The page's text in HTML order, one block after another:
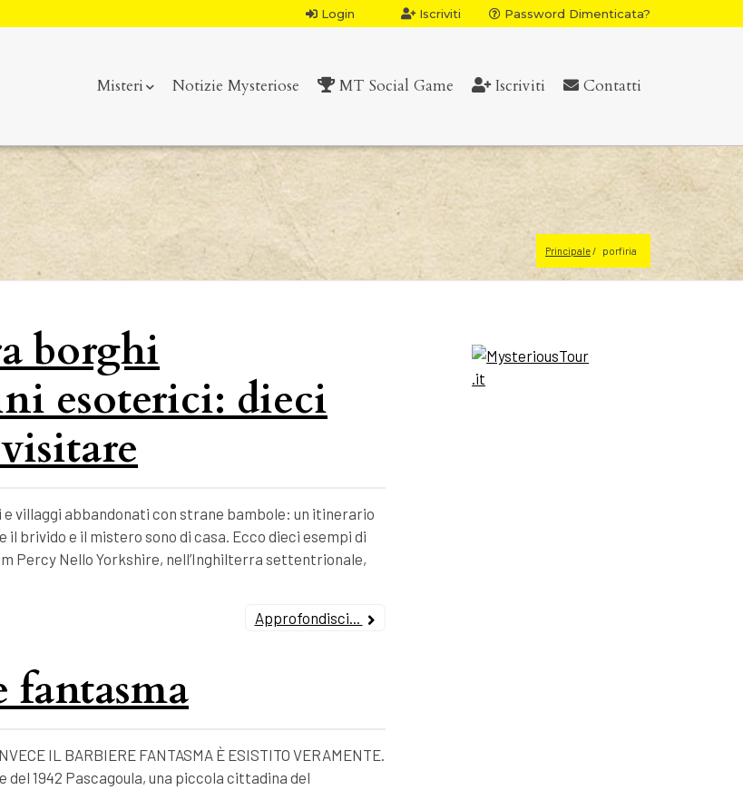
Login Iscriviti Password Dimenticata?
Misteri Notizie Mysteriose MT Social Game Iscriviti Contatti
Principale porfiria
borghi
esoterici: dieci
villaggi abbandonati con strane bambole: un itinerario
il brivido e il mistero sono di casa. Ecco dieci esempi di
Percy Nello Yorkshire, nell’Inghilterra settentrionale,
Approfondisci...
fantasma
IL BARBIERE FANTASMA È ESISTITO VERAMENTE.
del 1942 Pascagoula, una piccola cittadina del